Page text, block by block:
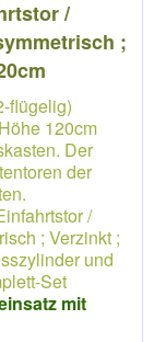
/
;
flügelig)
120cm
Der
der
/
; Verzinkt ;
und
Set
mit